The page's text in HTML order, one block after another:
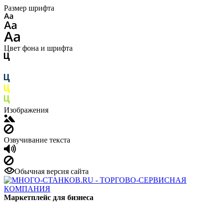
Размер шрифта
Цвет фона и шрифта
Изображения
Озвучивание текста
Обычная версия сайта
Маркетплейс для бизнеса